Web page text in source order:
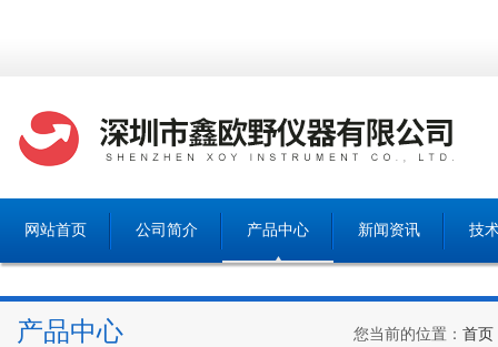
网站首页 公司简介 产品中心 新闻资讯 技
产品中心 您当前的位置： 首页